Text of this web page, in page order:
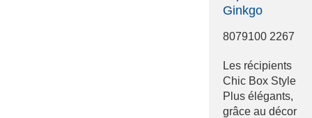
Ginkgo
8079100 2267
Les récipients
Chic Box Style
Plus élégants,
grâce au décor